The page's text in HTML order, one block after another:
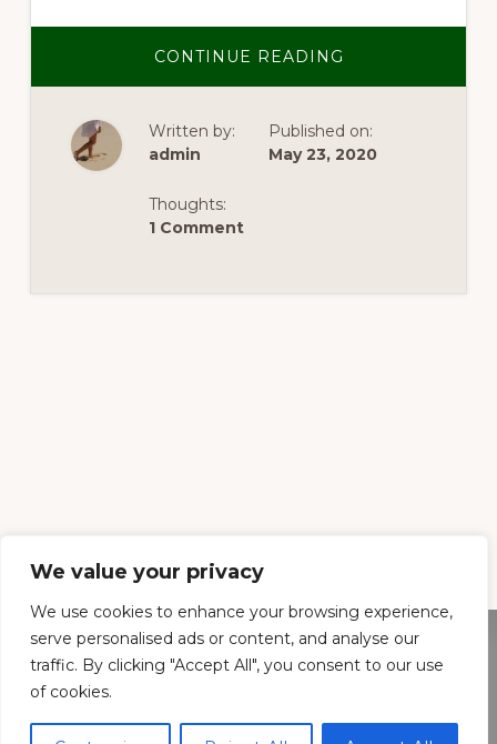
We value your privacy
We use cookies to enhance your browsing experience,
serve personalised ads or content, and analyse our
traffic. By clicking "Accept All", you consent to our use
of cookies.
CONTINUE READING
PE
Written by:
admin
Published on:
May 23, 2020
Thoughts:
1 Comment